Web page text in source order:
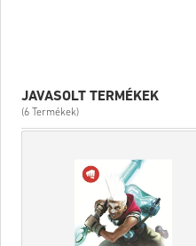
JAVASOLT TERMÉKEK
(6 Termékek)